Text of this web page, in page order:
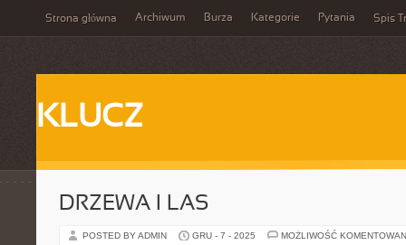
Strona główna Archiwum Burza Kategorie Pytania Spis
KLUCZ
DRZEWA I LAS
POSTED BY ADMIN GRU - 7 - 2025 MOŻLIWOŚĆ